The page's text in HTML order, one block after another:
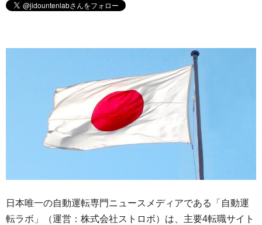
日本唯一の自動運転専門ニュースメディアである「自動運
転ラボ」（運営：株式会社ストロボ）は、主要4転職サイト